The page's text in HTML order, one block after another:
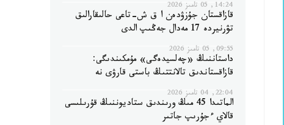
14:24, 05 تامىز 2026
قازاقستان جۇزۋدەن ا ق ش-تاعى حالىقارالىق
تۋرنيردە 17 مەدال جەڭىپ الدى
09:55, 05 تامىز 2026
داستاننىڭ «چەلسيدەگى» مۇمكىندىگى:
قازاقستاندىق تالانتتىڭ باستى قارۋى نە
22:04, 04 تامىز 2026
الماتىدا 45 مىڭ ورىندىق ستاديوننىڭ قۇرىلىسى
قالاي ءجۇرىپ جاتىر